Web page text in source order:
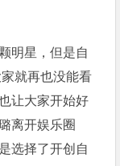
明星，但是自
就再也没能看
让大家开始好
离开娱乐圈
选择了开创自